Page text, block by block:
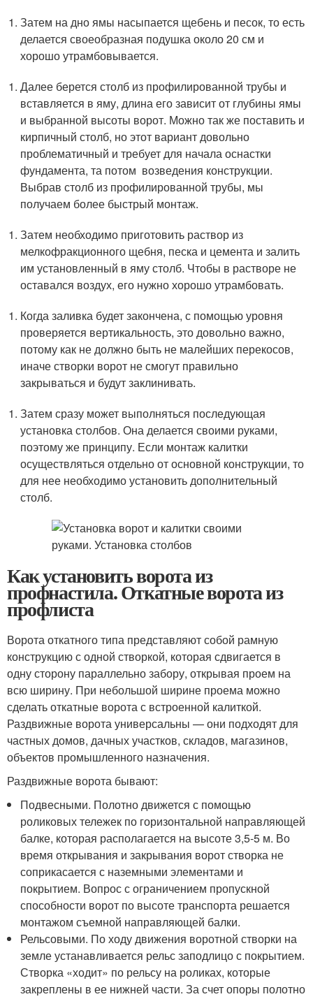
Затем на дно ямы насыпается щебень и песок, то есть
делается своеобразная подушка около 20 см и
хорошо утрамбовывается.
Далее берется столб из профилированной трубы и
вставляется в яму, длина его зависит от глубины ямы
и выбранной высоты ворот. Можно так же поставить и
кирпичный столб, но этот вариант довольно
проблематичный и требует для начала оснастки
фундамента, та потом возведения конструкции.
Выбрав столб из профилированной трубы, мы
получаем более быстрый монтаж.
Затем необходимо приготовить раствор из
мелкофракционного щебня, песка и цемента и залить
им установленный в яму столб. Чтобы в растворе не
оставался воздух, его нужно хорошо утрамбовать.
Когда заливка будет закончена, с помощью уровня
проверяется вертикальность, это довольно важно,
потому как не должно быть не малейших перекосов,
иначе створки ворот не смогут правильно
закрываться и будут заклинивать.
Затем сразу может выполняться последующая
установка столбов. Она делается своими руками,
поэтому же принципу. Если монтаж калитки
осуществляться отдельно от основной конструкции, то
для нее необходимо установить дополнительный
столб.
Как установить ворота из
профнастила. Откатные ворота из
профлиста
Ворота откатного типа представляют собой рамную
конструкцию с одной створкой, которая сдвигается в
одну сторону параллельно забору, открывая проем на
всю ширину. При небольшой ширине проема можно
сделать откатные ворота с встроенной калиткой.
Раздвижные ворота универсальны — они подходят для
частных домов, дачных участков, складов, магазинов,
объектов промышленного назначения.
Раздвижные ворота бывают:
Подвесными. Полотно движется с помощью
роликовых тележек по горизонтальной направляющей
балке, которая располагается на высоте 3,5-5 м. Во
время открывания и закрывания ворот створка не
соприкасается с наземными элементами и
покрытием. Вопрос с ограничением пропускной
способности ворот по высоте транспорта решается
монтажом съемной направляющей балки.
Рельсовыми. По ходу движения воротной створки на
земле устанавливается рельс заподлицо с покрытием.
Створка «ходит» по рельсу на роликах, которые
закреплены в ее нижней части. За счет опоры полотно